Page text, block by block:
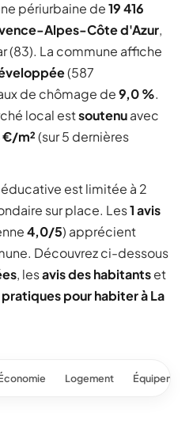
périurbaine de19 416
Alpes-Côte d'Azur,
(83). La commune affiche
(587
de chômage de9,0 %.
local estsoutenuavec
€/m²(sur 5 dernières
est limitée à 2
sur place. Les1 avis
4,0/5) apprécient
Découvrez ci-dessous
, lesavis des habitantset
pour habiter à La
Logement